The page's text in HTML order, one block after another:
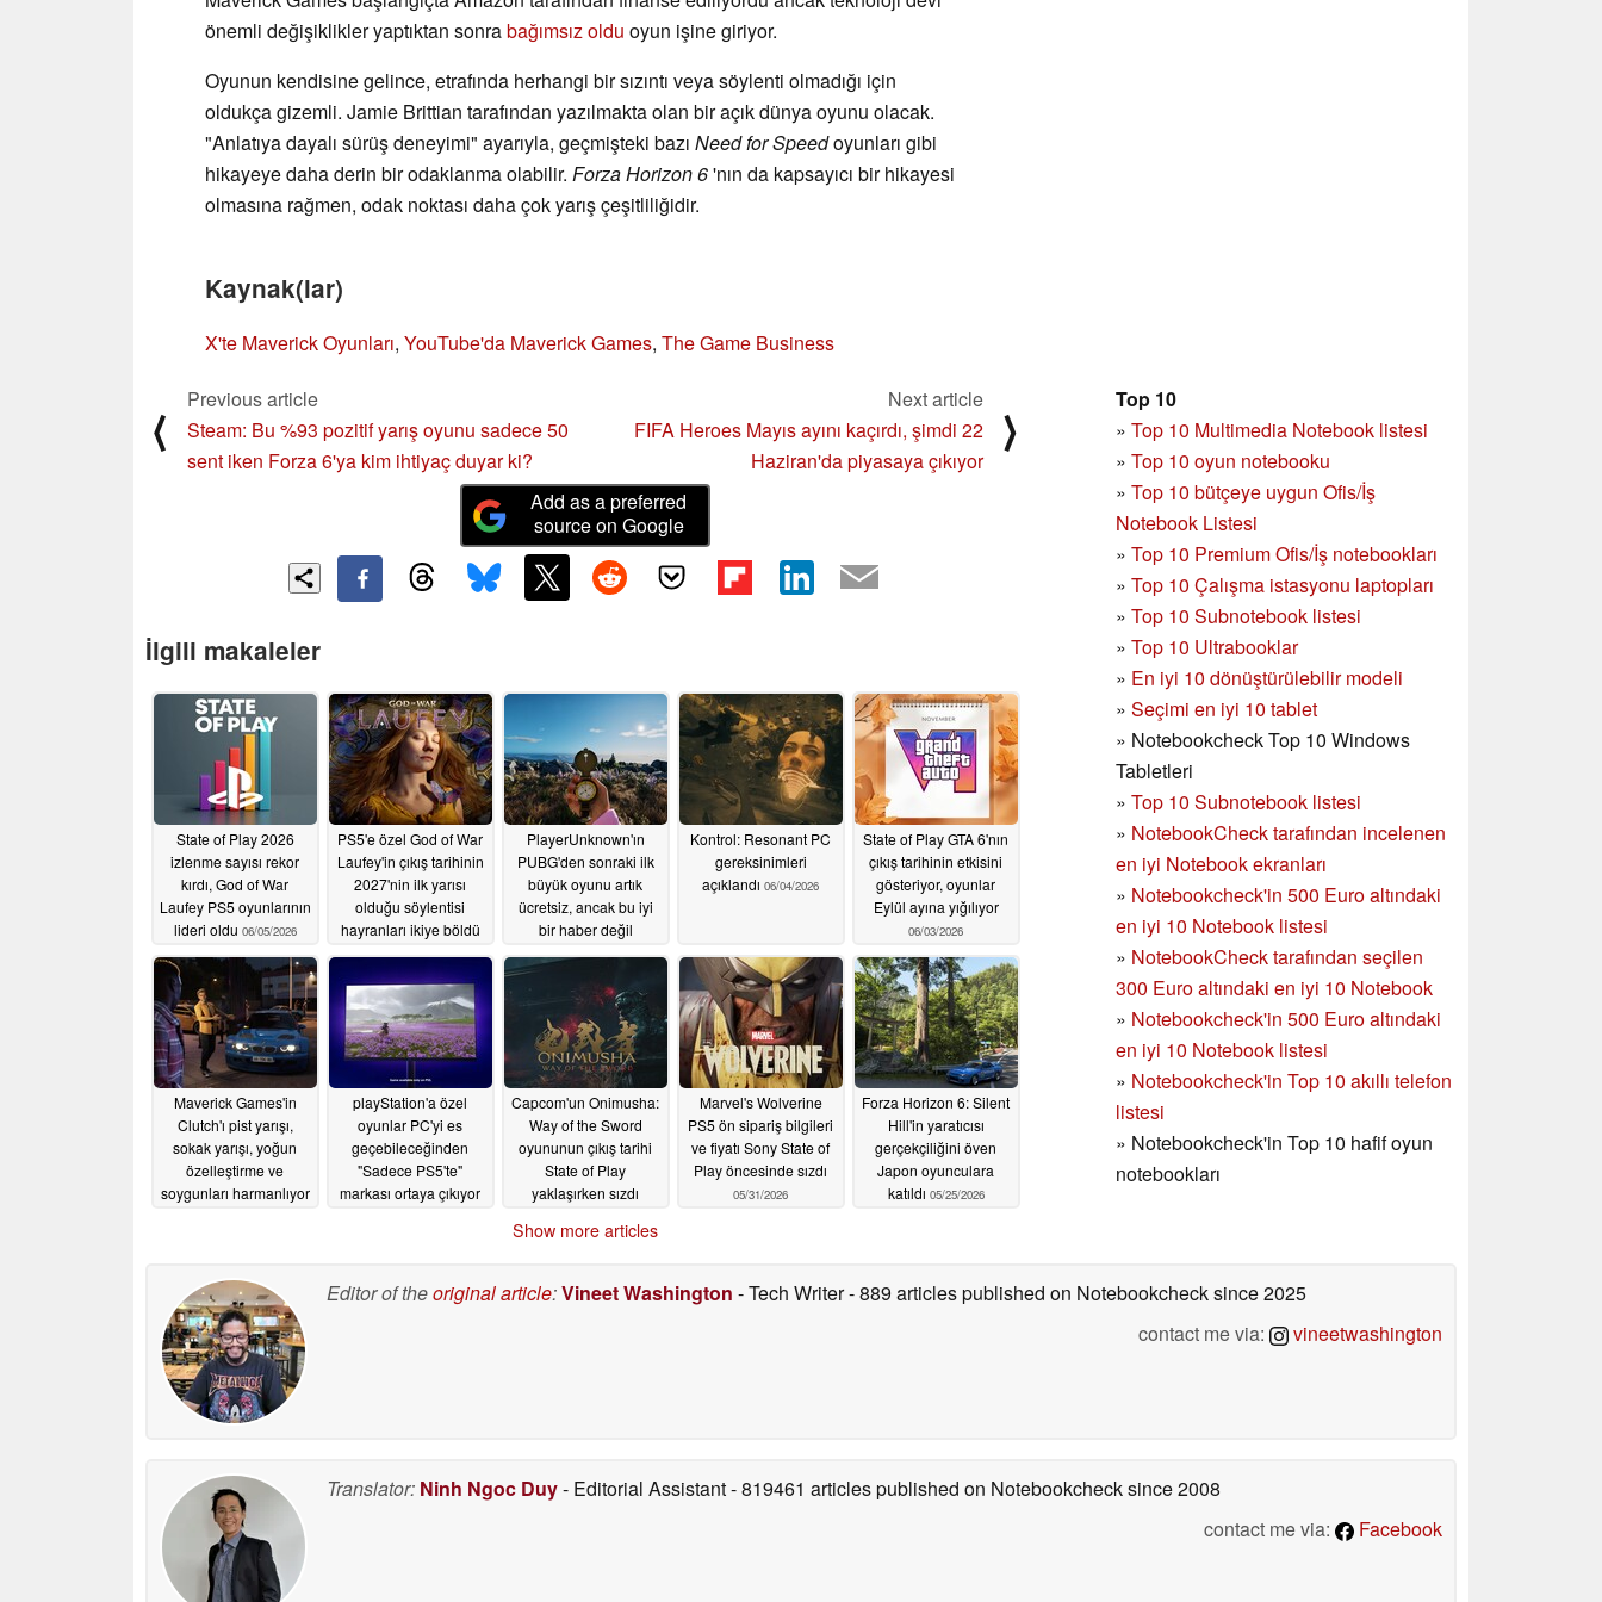
önemli değişiklikler yaptıktan sonrabağımsız oldu oyun işine giriyor.
Oyunun kendisine gelince, etrafında herhangi bir sızıntı veya söylenti olmadığı için
oldukça gizemli. Jamie Brittian tarafından yazılmakta olan bir açık dünya oyunu olacak.
"Anlatıya dayalı sürüş deneyimi" ayarıyla, geçmişteki bazı Need for Speedoyunları gibi
hikayeye daha derin bir odaklanma olabilir. Forza Horizon 6'nın da kapsayıcı bir hikayesi
olmasına rağmen, odak noktası daha çok yarış çeşitliliğidir.
Kaynak(lar)
X'te Maverick Oyunları, YouTube'da Maverick Games, The Game Business
Top 10
» Top 10 Multimedia Notebook listesi
» Top 10 oyun notebooku
» Top 10 bütçeye uygun Ofis/İş
Notebook Listesi
» Top 10 Premium Ofis/İş notebookları
» Top 10 Çalışma istasyonu laptopları
» Top 10 Subnotebook listesi
» Top 10 Ultrabooklar
» En iyi 10 dönüştürülebilir modeli
» Seçimi en iyi 10 tablet
» Notebookcheck Top 10 Windows
Tabletleri
» Top 10 Subnotebook listesi
» NotebookCheck tarafından incelenen
en iyi Notebook ekranları
» Notebookcheck'in 500 Euro altındaki
en iyi 10 Notebook listesi
» NotebookCheck tarafından seçilen
300 Euro altındaki en iyi 10 Notebook
» Notebookcheck'in 500 Euro altındaki
en iyi 10 Notebook listesi
» Notebookcheck'in Top 10 akıllı telefon
listesi
» Notebookcheck'in Top 10 hafif oyun
notebookları
⟨
Previous article
Steam: Bu %93 pozitif yarış oyunu sadece 50
sent iken Forza 6'ya kim ihtiyaç duyar ki?
Next article
FIFA Heroes Mayıs ayını kaçırdı, şimdi 22
Haziran'da piyasaya çıkıyor
⟩
Add as a preferred
source on Google
İlgili makaleler
State of Play 2026
izlenme sayısı rekor
kırdı, God of War
Laufey PS5 oyunlarının
lideri oldu 06/05/2026
PS5'e özel God of War
Laufey'in çıkış tarihinin
2027'nin ilk yarısı
olduğu söylentisi
hayranları ikiye böldü
06/05/2026
PlayerUnknown'ın
PUBG'den sonraki ilk
büyük oyunu artık
ücretsiz, ancak bu iyi
bir haber değil
06/04/2026
Kontrol: Resonant PC
gereksinimleri
açıklandı 06/04/2026
State of Play GTA 6'nın
çıkış tarihinin etkisini
gösteriyor, oyunlar
Eylül ayına yığılıyor
06/03/2026
Maverick Games'in
Clutch'ı pist yarışı,
sokak yarışı, yoğun
özelleştirme ve
soygunları harmanlıyor
playStation'a özel
oyunlar PC'yi es
geçebileceğinden
"Sadece PS5'te"
markası ortaya çıkıyor
Capcom'un Onimusha:
Way of the Sword
oyununun çıkış tarihi
State of Play
yaklaşırken sızdı
Marvel's Wolverine
PS5 ön sipariş bilgileri
ve fiyatı Sony State of
Play öncesinde sızdı
05/31/2026
Forza Horizon 6: Silent
Hill'in yaratıcısı
gerçekçiliğini öven
Japon oyunculara
katıldı 05/25/2026
Show more articles
Editor of theoriginal article:Vineet Washington - Tech Writer- 889 articles published on Notebookchecksince 2025
contact me via:
vineetwashington
Translator: Ninh Ngoc Duy- Editorial Assistant- 819461 articles published on Notebookchecksince 2008
contact me via:
Facebook